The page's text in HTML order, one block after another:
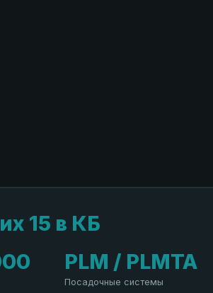
15 в КБ
PLM / PLMTA
Посадочные системы